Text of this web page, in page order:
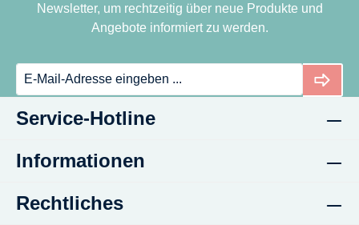
Newsletter, um rechtzeitig über neue Produkte und
Angebote informiert zu werden.
Service-Hotline
Informationen
Rechtliches